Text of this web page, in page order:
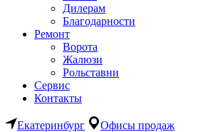
Дилерам
Благодарности
Ремонт
Ворота
Жалюзи
Рольставни
Сервис
Контакты
Екатеринбург Офисы продаж